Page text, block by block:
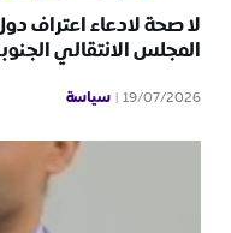
لا صحة لادعاء اعتراف
المجلس الانتقالي
19/07/2026 سياسة